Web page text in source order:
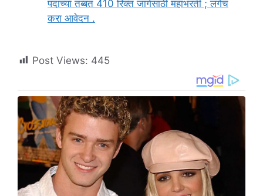
पदांच्या तब्बत 410 रिक्त जागेसाठी महाभरती ; लगेच
करा आवेदन .
Post Views: 445